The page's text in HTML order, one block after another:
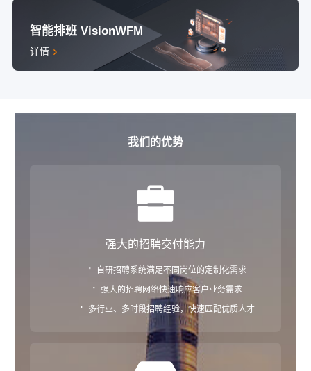
智能排班 VisionWFM
详情
我们的优势
强大的招聘交付能力
· 自研招聘系统满足不同岗位的定制化需求
· 强大的招聘网络快速响应客户业务需求
· 多行业、多时段招聘经验，快速匹配优质人才